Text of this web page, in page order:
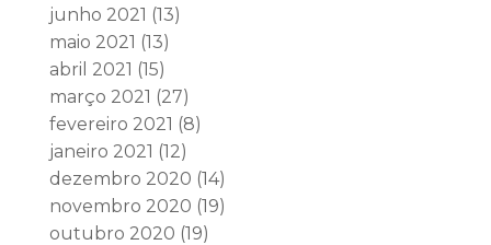
junho 2021 (13)
maio 2021 (13)
abril 2021 (15)
março 2021 (27)
fevereiro 2021 (8)
janeiro 2021 (12)
dezembro 2020 (14)
novembro 2020 (19)
outubro 2020 (19)